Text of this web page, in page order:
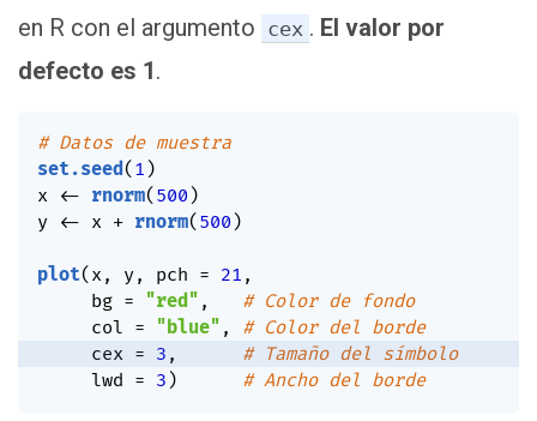
en R con el argumento cex . El valor por
defecto es 1.
# Datos de muestra
set.seed( 1 )
x <- rnorm( 500 )
y <- x + rnorm( 500 )
plot( x, y, pch = 21 ,
     bg
= "red" ,
# Color de fondo
     col
= "blue" ,
# Color del borde
     cex
= 3 ,
# Tamaño del símbolo
     lwd
= 3 ) # Ancho del borde